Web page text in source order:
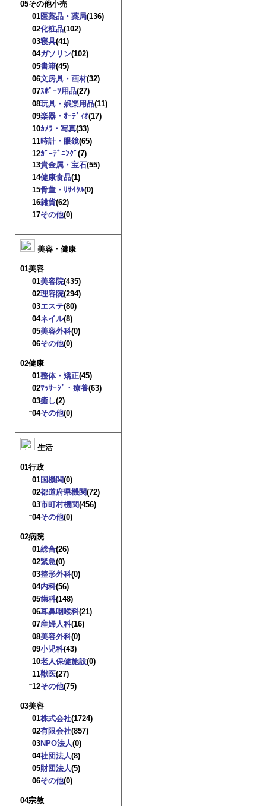
05その他小売
01医薬品・薬局(136)
02化粧品(102)
03寝具(41)
04ガソリン(102)
05書籍(45)
06文房具・画材(32)
07ｽﾎﾟｰﾂ用品(27)
08玩具・娯楽用品(11)
09楽器・ｵｰﾃﾞｨｵ(17)
10ｶﾒﾗ・写真(33)
11時計・眼鏡(65)
12ｶﾞｰﾃﾞﾆﾝｸﾞ(7)
13貴金属・宝石(55)
14健康食品(1)
15骨董・ﾘｻｲｸﾙ(0)
16雑貨(62)
17その他(0)
美容・健康
01美容
01美容院(435)
02理容院(294)
03エステ(80)
04ネイル(8)
05美容外科(0)
06その他(0)
02健康
01整体・矯正(45)
02ﾏｯｻｰｼﾞ・療養(63)
03癒し(2)
04その他(0)
生活
01行政
01国機関(0)
02都道府県機関(72)
03市町村機関(456)
04その他(0)
02病院
01総合(26)
02緊急(0)
03整形外科(0)
04内科(56)
05歯科(148)
06耳鼻咽喉科(21)
07産婦人科(16)
08美容外科(0)
09小児科(43)
10老人保健施設(0)
11獣医(27)
12その他(75)
03美容
01株式会社(1724)
02有限会社(857)
03NPO法人(0)
04社団法人(8)
05財団法人(5)
06その他(0)
04宗教